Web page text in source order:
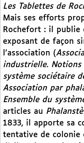
Les Tablettes de
Mais ses efforts
Rochefort : il publie
exposant de façon
l’association (
industrielle.
système sociétaire
Association par
Ensemble du
articles au
1833, il apporte sa
tentative de colonie